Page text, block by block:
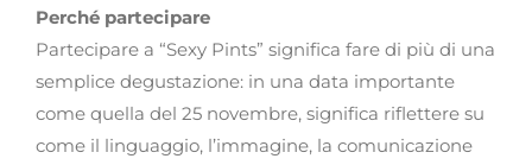
Perché partecipare
Partecipare a “Sexy Pints” significa fare di più di una
semplice degustazione: in una data importante
come quella del 25 novembre, significa riflettere su
come il linguaggio, l’immagine, la comunicazione